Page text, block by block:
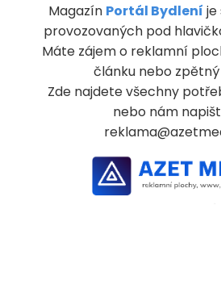
Magazín Portál Bydlení je
provozovaných pod
Máte zájem o reklamní
článku nebo
Zde najdete všechny
nebo nám